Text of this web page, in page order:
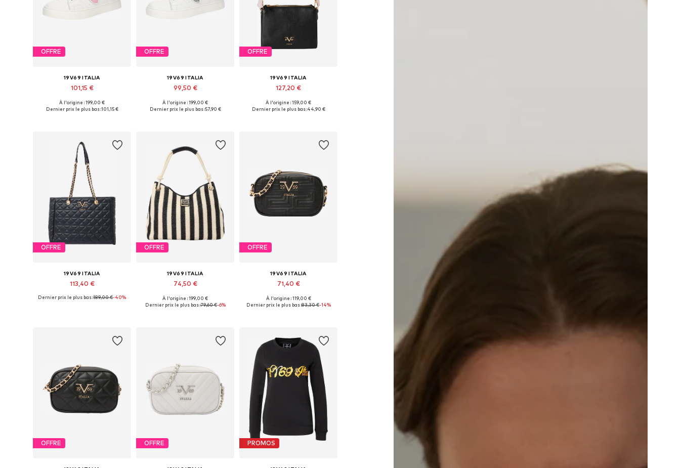
OFFRE
19V69 ITALIA
101,15 €
Tailles disponibles: 37, 39, 40
À l'origine : 199,00 €
Dernier prix le plus bas :101,15 €
OFFRE
19V69 ITALIA
99,50 €
Tailles disponibles: 40
À l'origine : 199,00 €
Dernier prix le plus bas :57,90 €
OFFRE
19V69 ITALIA
127,20 €
Tailles disponibles: One Size
À l'origine : 159,00 €
Dernier prix le plus bas :44,90 €
OFFRE
19V69 ITALIA
113,40 €
Tailles disponibles: One Size
Dernier prix le plus bas :189,00 €-40%
OFFRE
19V69 ITALIA
74,50 €
Tailles disponibles: One Size
À l'origine : 199,00 €
Dernier prix le plus bas :79,60 €-6%
OFFRE
19V69 ITALIA
71,40 €
Tailles disponibles: One Size
À l'origine : 119,00 €
Dernier prix le plus bas :83,30 €-14%
OFFRE OFFRE PROMOS